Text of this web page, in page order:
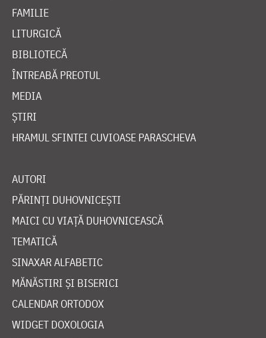
FAMILIE
LITURGICĂ
BIBLIOTECĂ
ÎNTREABĂ PREOTUL
MEDIA
ȘTIRI
HRAMUL SFINTEI CUVIOASE PARASCHEVA
AUTORI
PĂRINȚI DUHOVNICEȘTI
MAICI CU VIAȚĂ DUHOVNICEASCĂ
TEMATICĂ
SINAXAR ALFABETIC
MĂNĂSTIRI ȘI BISERICI
CALENDAR ORTODOX
WIDGET DOXOLOGIA